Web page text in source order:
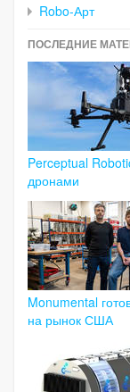
Robo-Арт
ПОСЛЕДНИЕ
Perceptual
дронами
Monumental
на рынок США